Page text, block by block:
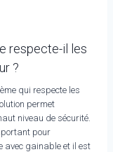
respecte-il les
?
qui respecte les
permet
niveau de sécurité.
pour
avec gainable et il est